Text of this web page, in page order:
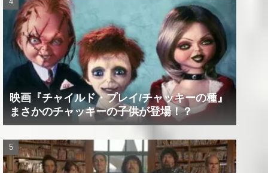
映画『チャイルド・プレイ/チャッキーの種』
まさかのチャッキーの子供が登場！？